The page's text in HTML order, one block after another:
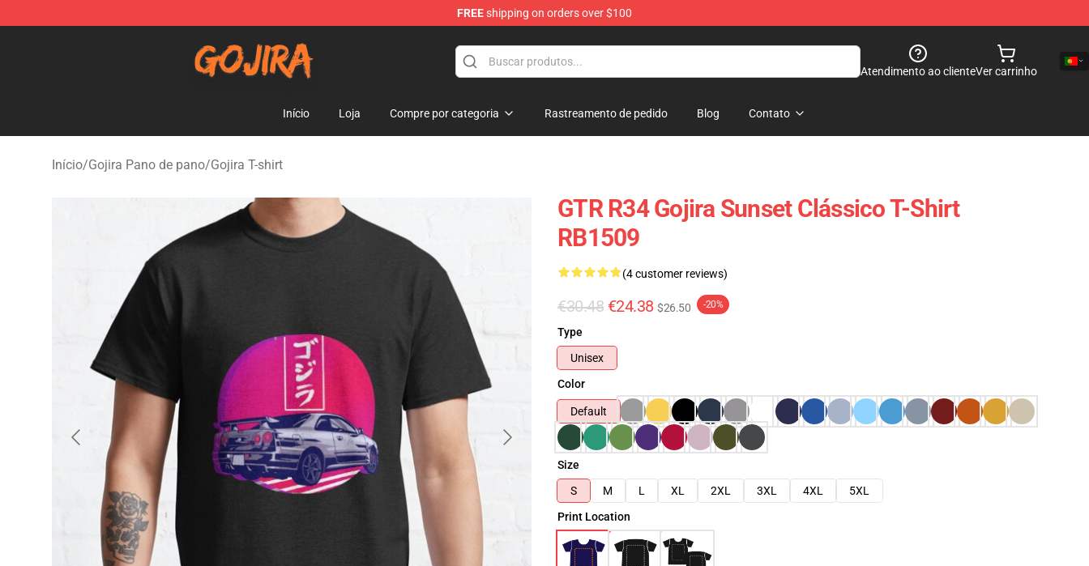
FREEshipping on orders over $100
Atendimento ao clienteVer carrinho
Início Loja Compre por categoria Rastreamento de pedido Blog Contato
Início/Gojira Pano de pano/Gojira T-shirt
GTR R34 Gojira Sunset Clássico T-Shirt
RB1509
(4 customer reviews)
€30.48 €24.38 $26.50 -20%
Type
Unisex
Color
Default
Size
S
M L XL 2XL 3XL 4XL
5XL
Print Location